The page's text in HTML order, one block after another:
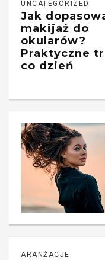
UNCATEGORIZED
Jak
makijaż do
okularów?
Praktyczne
co dzień
ARANŻACJE